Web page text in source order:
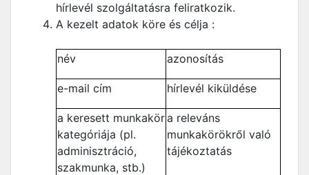
hírlevél szolgáltatásra feliratkozik.
A kezelt adatok köre és célja :
név azonosítás
e-mail cím hírlevél kiküldése
a keresett munkakör
kategóriája (pl.
adminisztráció,
szakmunka, stb.)
a releváns
munkakörökről való
tájékoztatás